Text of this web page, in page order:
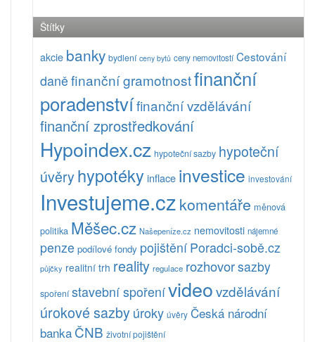
Štítky
akcie banky bydlení ceny bytů ceny nemovitostí Cestování
daněfinanční gramotnostfinanční
poradenstvífinanční vzdělávání
finanční zprostředkování
Hypoindex.cz hypoteční sazby hypoteční
úvěryhypotéky inflace investice investování
Investujeme.czkomentáře měnová
politika Měšec.cz Našepeníze.cz nemovitosti nájemné
penze podílové fondy pojištěníPoradci-sobě.cz
půjčky realitní trh reality regulace rozhovorsazby
spoření stavební spořenívideovzdělávání
úrokové sazbyúroky úvěry Česká národní
banka ČNB životní pojištění